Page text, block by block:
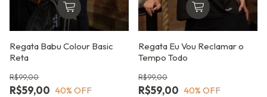
Regata Babu Colour Basic
Reta
R$59,00
R$99,00
40% OFF
Regata Eu Vou Reclamar o
Tempo Todo
R$59,00
R$99,00
40% OFF